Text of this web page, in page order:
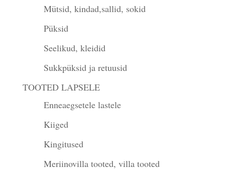
Mütsid, kindad,sallid, sokid
Püksid
Seelikud, kleidid
Sukkpüksid ja retuusid
TOOTED LAPSELE
Enneaegsetele lastele
Kiiged
Kingitused
Meriinovilla tooted, villa tooted